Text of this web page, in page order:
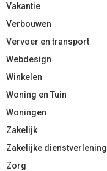
Vakantie
Verbouwen
Vervoer en transport
Webdesign
Winkelen
Woning en Tuin
Woningen
Zakelijk
Zakelijke dienstverlening
Zorg